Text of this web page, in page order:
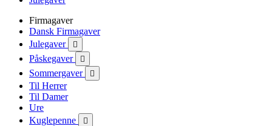
Firmagaver
Dansk Firmagaver
Julegaver

Påskegaver 
Sommergaver 
Til Herrer
Til Damer
Ure
Kuglepenne
